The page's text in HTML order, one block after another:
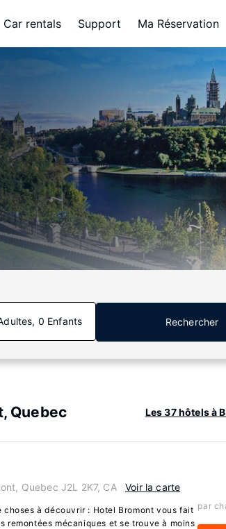
Car rentals Support Ma Réservation
0 Enfants Rechercher
Quebec Les 37 hôtels à
Quebec J2L 2K7, CA Voir la carte
choses à découvrir : Hotel Bromont vous fait
remontées mécaniques et se trouve à moins
par